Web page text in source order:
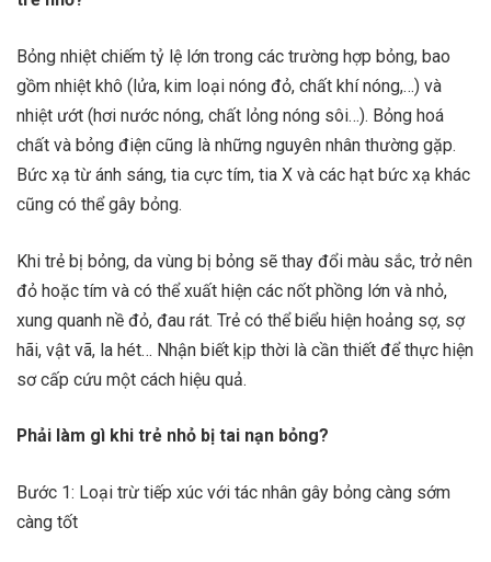
Bỏng nhiệt chiếm tỷ lệ lớn trong các trường hợp bỏng, bao
gồm nhiệt khô (lửa, kim loại nóng đỏ, chất khí nóng,…) và
nhiệt ướt (hơi nước nóng, chất lỏng nóng sôi…). Bỏng hoá
chất và bỏng điện cũng là những nguyên nhân thường gặp.
Bức xạ từ ánh sáng, tia cực tím, tia X và các hạt bức xạ khác
cũng có thể gây bỏng.
Khi trẻ bị bỏng, da vùng bị bỏng sẽ thay đổi màu sắc, trở nên
đỏ hoặc tím và có thể xuất hiện các nốt phồng lớn và nhỏ,
xung quanh nề đỏ, đau rát. Trẻ có thể biểu hiện hoảng sợ, sợ
hãi, vật vã, la hét… Nhận biết kịp thời là cần thiết để thực hiện
sơ cấp cứu một cách hiệu quả.
Phải làm gì khi trẻ nhỏ bị tai nạn bỏng?
Bước 1: Loại trừ tiếp xúc với tác nhân gây bỏng càng sớm
càng tốt